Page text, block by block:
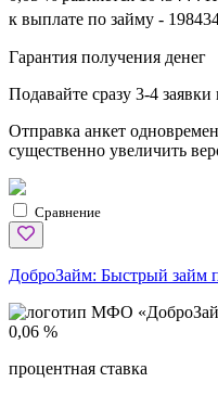
к выплате по займу -
Гарантия получения денег
Подавайте сразу 3-4
Отправка анкет
существенно увеличить
Сравнение
ДоброЗайм: Быстрый займ
0,06 %
процентная ставка